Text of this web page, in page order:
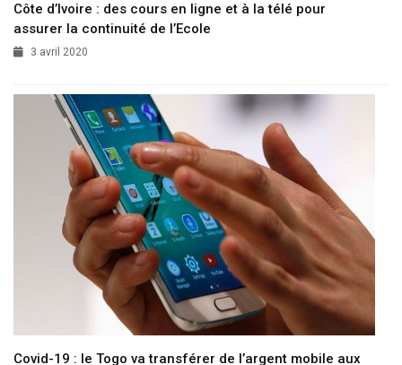
Côte d’Ivoire : des cours en ligne et à la télé pour
assurer la continuité de l’Ecole
3 avril 2020
Covid-19 : le Togo va transférer de l’argent mobile aux